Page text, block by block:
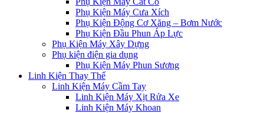
Phụ Kiện Máy Cưa Xích
Phụ Kiện Động Cơ Xăng – Bơm Nước
Phụ Kiện Đầu Phun Áp Lực
Phụ Kiện Máy Xây Dựng
Phụ kiện điện gia dụng
Phụ Kiện Máy Phun Sương
Linh Kiện Thay Thế
Linh Kiện Máy Cầm Tay
Linh Kiện Máy Xịt Rửa Xe
Linh Kiện Máy Khoan